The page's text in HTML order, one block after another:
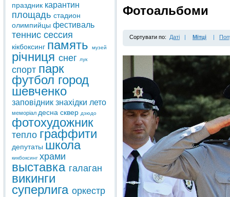
Фотоальбоми
Сортувати по: Даті | Мітці |
праздник карантин
площадь стадион
олимпийцы фестиваль
теннис сессия
кікбоксинг память музей
річниця снег лук
спорт парк
футбол город
шевченко
заповідник знахідки лето
меморіал десна сквер дзюдо
фотохудожник
тепло граффити
депутаты школа
кикбоксинг храми
выставка галаган
викинги
суперлига оркестр